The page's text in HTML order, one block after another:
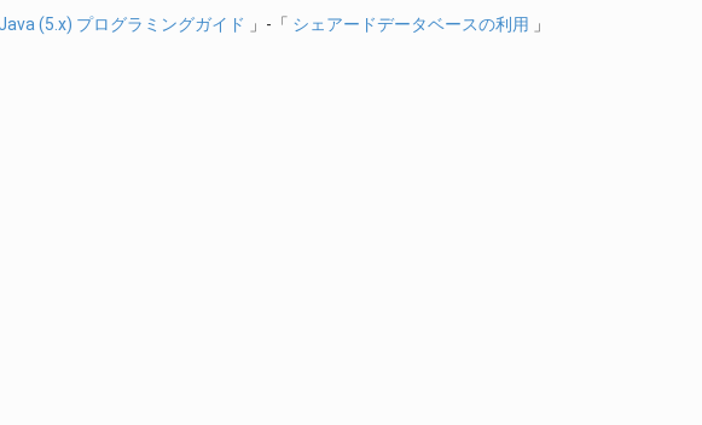
(5.x) プログラミングガイド 」-「 シェアードデータベースの利用
」